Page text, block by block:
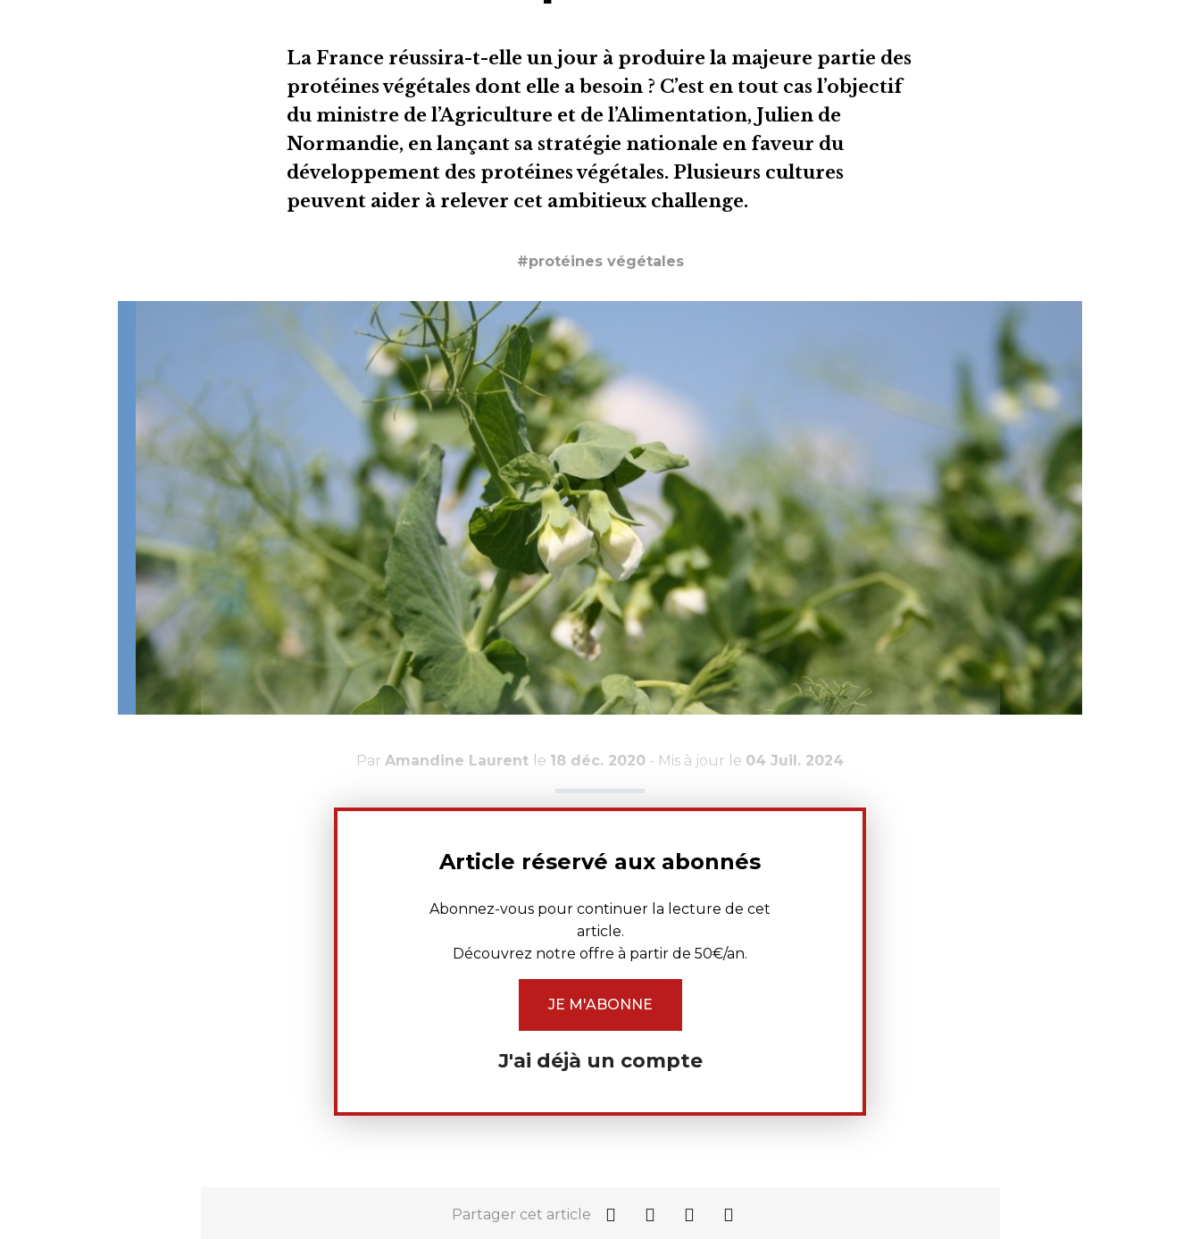
La France réussira-t-elle un jour à produire la majeure partie des
protéines végétales dont elle a besoin ? C’est en tout cas l’objectif
du ministre de l’Agriculture et de l’Alimentation, Julien de
Normandie, en lançant sa stratégie nationale en faveur du
développement des protéines végétales. Plusieurs cultures
peuvent aider à relever cet ambitieux challenge.
#protéines végétales
Par Amandine Laurent le 18 déc. 2020 - Mis à jour le 04 Juil. 2024
Article réservé aux abonnés
Abonnez-vous pour continuer la lecture de cet
article.
Découvrez notre offre à partir de 50€/an.
JE M'ABONNE
J'ai déjà un compte
Partager cet article